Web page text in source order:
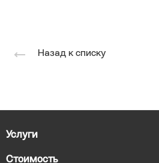
Назад к списку
Услуги
Стоимость